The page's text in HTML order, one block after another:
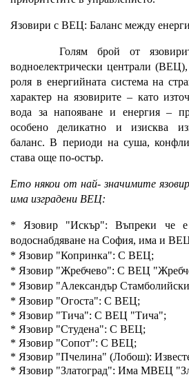
Язовири с ВЕЦ: Баланс между
Голям брой от
водноелектрически централи
роля в енергийната система на
характер на язовирите – като
вода за напояване и енергия –
особено деликатно и изисква
баланс. В периоди на суша,
става още по-остър.
Ето някои от най- значимите
има изградени ВЕЦ:
* Язовир "Искър": Въпреки че е
водоснабдяване на София, има и
* Язовир "Копринка": С ВЕЦ;
* Язовир "Жребчево": С ВЕЦ
* Язовир "Александър
* Язовир "Огоста": С ВЕЦ;
* Язовир "Тича": С ВЕЦ "Тича";
* Язовир "Студена": С ВЕЦ;
* Язовир "Сопот": С ВЕЦ;
* Язовир "Пчелина" (Лобош):
* Язовир "Златоград": Има МВЕЦ